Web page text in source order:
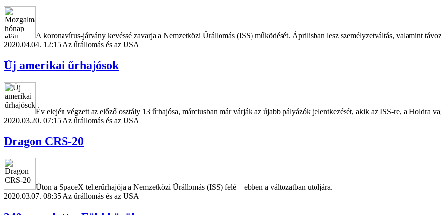
A koronavírus-járvány kevéssé zavarja a Nemzetközi Űrállomás (ISS) működését. Áprilisban lesz személyzetváltás, valamint
2020.04.04. 12:15 Az űrállomás és az USA
Új amerikai űrhajósok
Év elején végzett az előző osztály 13 űrhajósa, márciusban már várják az újabb pályázók jelentkezését, akik az ISS-re, a Holdra
2020.03.20. 07:15 Az űrállomás és az USA
Dragon CRS-20
Úton a SpaceX teherűrhajója a Nemzetközi Űrállomás (ISS) felé – ebben a változatban utoljára.
2020.03.07. 08:35 Az űrállomás és az USA